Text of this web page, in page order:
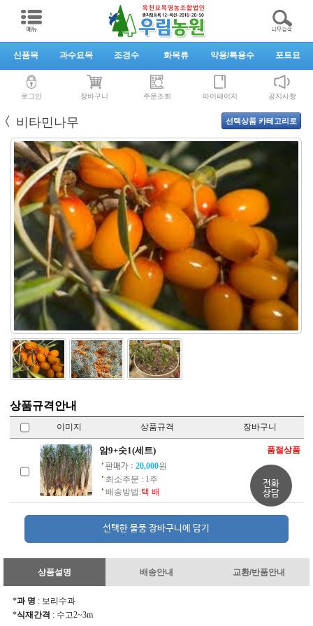
신품목 과수묘목 조경수 화목류 약용/특용수 포트묘
로그인 장바구니 주문조회 마이페이지 공지사항
전화
상담
〈 비타민나무
상품규격안내
이미지 상품규격 장바구니
암9+숫1(세트)
판매가 : 20,000원
최소주문 : 1주
배송방법:택 배
품절상품
상품설명 배송안내 교환/반품안내
*과 명 : 보리수과
*식재간격 : 수고2~3m